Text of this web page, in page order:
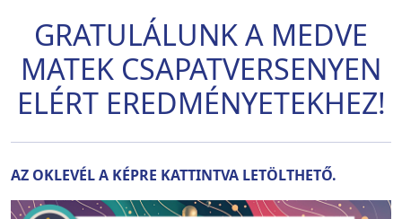
GRATULÁLUNK A MEDVE
MATEK CSAPATVERSENYEN
ELÉRT EREDMÉNYETEKHEZ!
AZ OKLEVÉL A KÉPRE KATTINTVA LETÖLTHETŐ.